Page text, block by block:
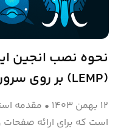
(LEMP) بر روی سرور مجازی لینوکس
۱۲ بهمن ۱۴۰۳ •
است که برای ارائه